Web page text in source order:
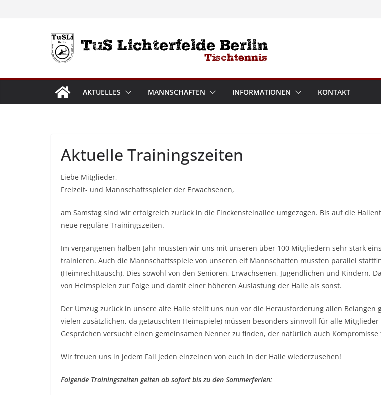
AKTUELLES MANNSCHAFTEN INFORMATIONEN KONTAKT
Aktuelle Trainingszeiten
Liebe Mitglieder,
Freizeit- und Mannschaftsspieler der Erwachsenen,
am Samstag sind wir erfolgreich zurück in die Finckensteinallee umgezogen. Bis auf die
neue reguläre Trainingszeiten.
Im vergangenen halben Jahr mussten wir uns mit unseren über 100 Mitgliedern sehr stark
trainieren. Auch die Mannschaftsspiele von unseren elf Mannschaften mussten parallel
(Heimrechttausch). Dies sowohl von den Senioren, Erwachsenen, Jugendlichen und Kindern.
von Heimspielen zur Folge und damit einer höheren Auslastung der Halle als sonst.
Der Umzug zurück in unsere alte Halle stellt uns nun vor die Herausforderung allen
vielen zusätzlichen, da getauschten Heimspiele) müssen besonders sinnvoll für alle
Gesprächen versucht einen gemeinsamen Nenner zu finden, der natürlich auch
Wir freuen uns in jedem Fall jeden einzelnen von euch in der Halle wiederzusehen!
Folgende Trainingszeiten gelten ab sofort bis zu den Sommerferien: